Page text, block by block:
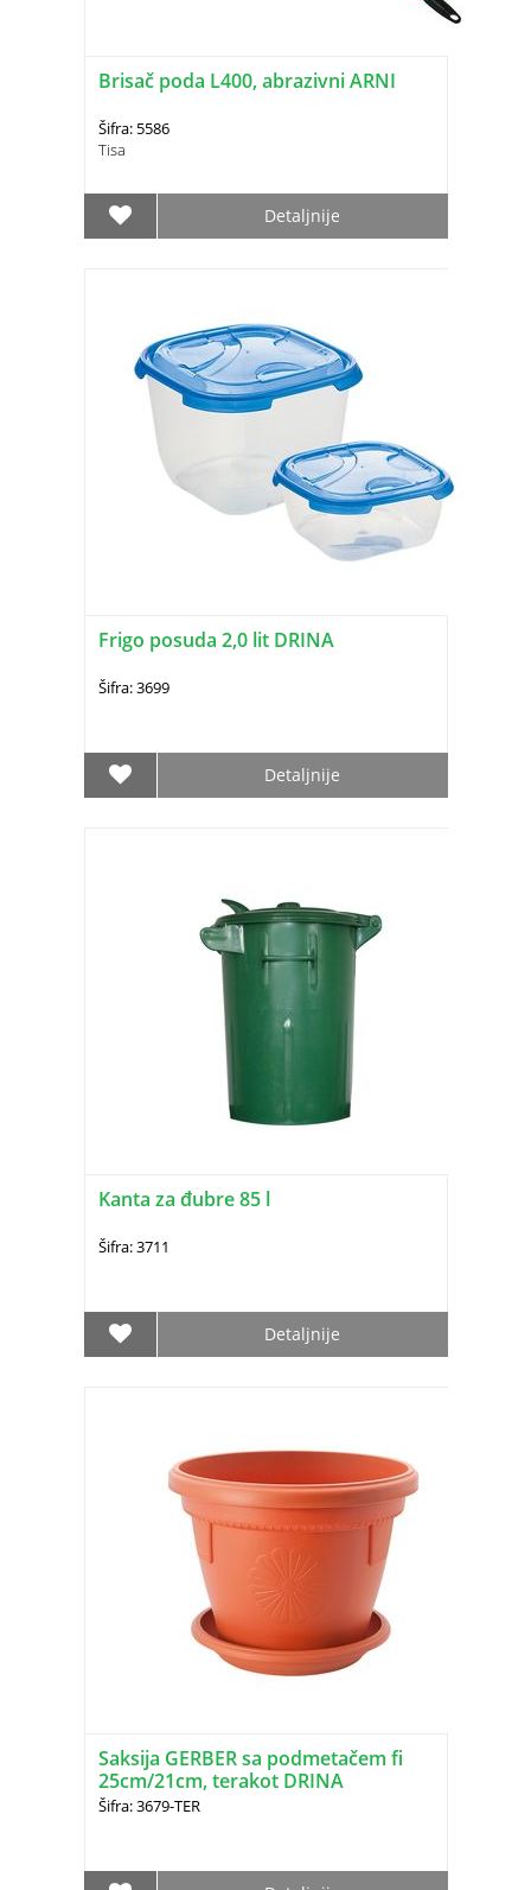
Brisač poda L400, abrazivni ARNI
Šifra: 5586
Tisa
Detaljnije
Frigo posuda 2,0 lit DRINA
Šifra: 3699
Detaljnije
Kanta za đubre 85 l
Šifra: 3711
Detaljnije
Saksija GERBER sa podmetačem fi
25cm/21cm, terakot DRINA
Šifra: 3679-TER